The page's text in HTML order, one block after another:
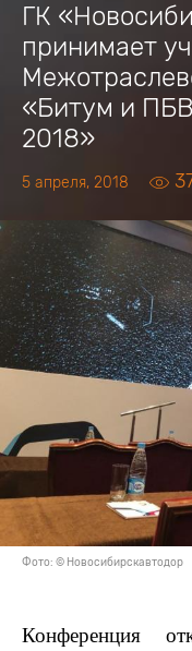
ГК
принимает
«Битум и
2018»
5 апреля, 2018
Фото: © Новосибирскавтодор
Конференция